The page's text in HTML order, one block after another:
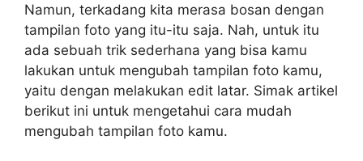
Namun, terkadang kita merasa bosan dengan
tampilan foto yang itu-itu saja. Nah, untuk itu
ada sebuah trik sederhana yang bisa kamu
lakukan untuk mengubah tampilan foto kamu,
yaitu dengan melakukan edit latar. Simak artikel
berikut ini untuk mengetahui cara mudah
mengubah tampilan foto kamu.